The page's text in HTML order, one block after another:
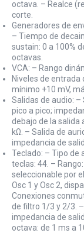
octava. – Realce
corte.
Generadores de
– Tiempo de
sustain: 0 a 100%
octavas.
VCA: – Rango
Niveles de
mínimo +10 mV,
Salidas de audio: –
pico a pico;
debajo de la salida
kΩ. – Salida de
impedancia de
Teclado: – Tipo de
teclas: 44. –
seleccionable por
Osc 1 y Osc 2,
Conexiones
de filtro 1/3 y 2/3.
impedancia de
octava: de 1 ms a